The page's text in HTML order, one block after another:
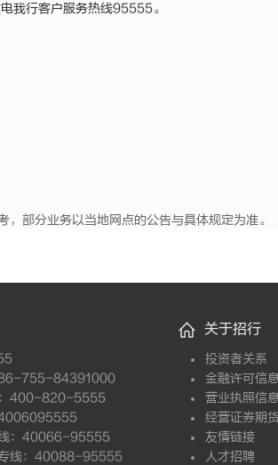
我行客户服务热线95555。
，部分业务以当地网点的公告与具体规定为准。
86-755-84391000
：400-820-5555
：40066-95555
线：40088-95555
关于招行
投资者关系
金融许可信
营业执照信
经营证券期
友情链接
人才招聘